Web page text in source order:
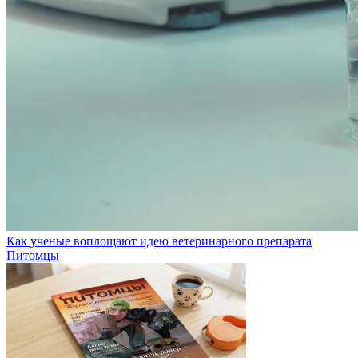
Как ученые воплощают идею ветеринарного препарата
Питомцы